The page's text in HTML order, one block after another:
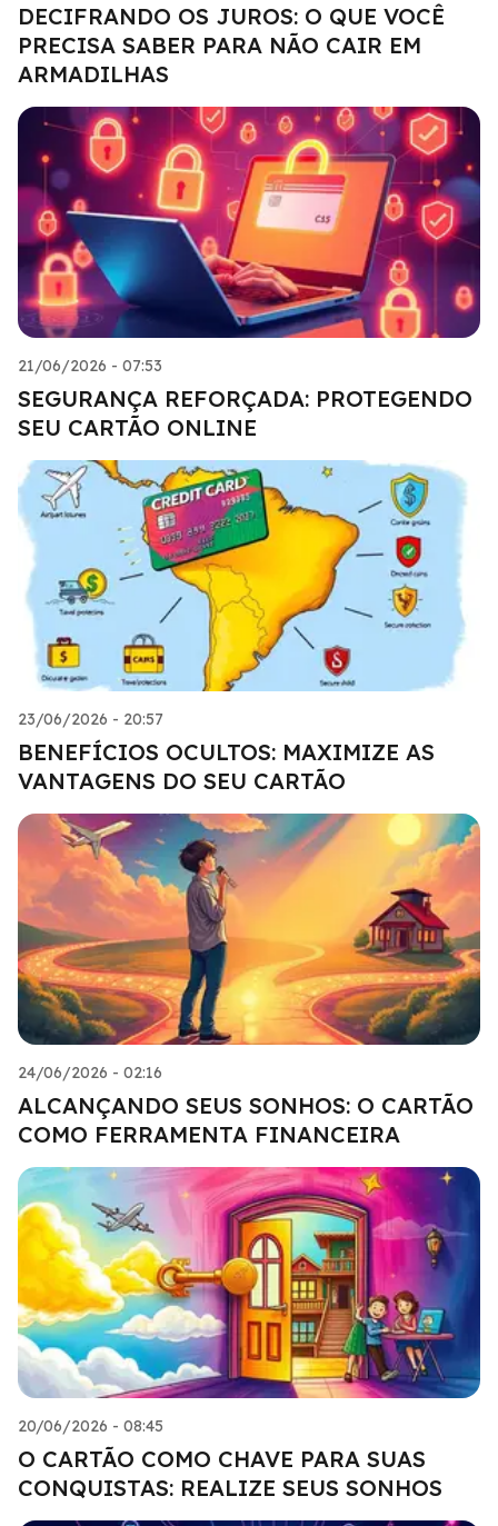
DECIFRANDO OS JUROS: O QUE VOCÊ
PRECISA SABER PARA NÃO CAIR EM
ARMADILHAS
21/06/2026 - 07:53
SEGURANÇA REFORÇADA: PROTEGENDO
SEU CARTÃO ONLINE
23/06/2026 - 20:57
BENEFÍCIOS OCULTOS: MAXIMIZE AS
VANTAGENS DO SEU CARTÃO
24/06/2026 - 02:16
ALCANÇANDO SEUS SONHOS: O CARTÃO
COMO FERRAMENTA FINANCEIRA
20/06/2026 - 08:45
O CARTÃO COMO CHAVE PARA SUAS
CONQUISTAS: REALIZE SEUS SONHOS